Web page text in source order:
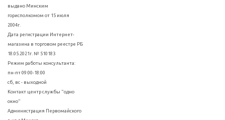
выдано Минским
горисполкомом от 15 июля
2004г.
Дата регистрации Интернет-
магазина в торговом реестре РБ
18.05.2021г. № 510183
Режим работы консультанта:
пн-пт 09:00-18:00
сб, вс - выходной
Контакт центр службы "одно
окно"
Администрация Первомайского